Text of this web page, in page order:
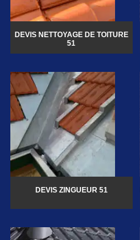
DEVIS NETTOYAGE DE TOITURE
51
DEVIS ZINGUEUR 51